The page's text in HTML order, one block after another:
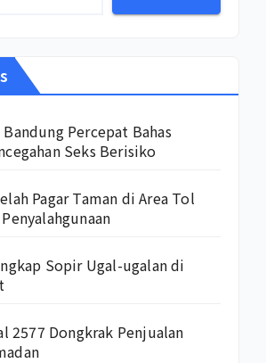
Bandung Percepat Bahas
Seks Berisiko
Pagar Taman di Area Tol
Sopir Ugal-ugalan di
2577 Dongkrak Penjualan